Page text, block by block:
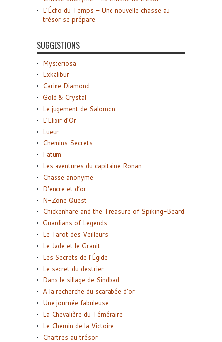
L’Écho du Temps – Une nouvelle chasse au
trésor se prépare
SUGGESTIONS
Mysteriosa
Exkalibur
Carine Diamond
Gold & Crystal
Le jugement de Salomon
L’Elixir d’Or
Lueur
Chemins Secrets
Fatum
Les aventures du capitaine Ronan
Chasse anonyme
D’encre et d’or
N-Zone Quest
Chickenhare and the Treasure of Spiking-Beard
Guardians of Legends
Le Tarot des Veilleurs
Le Jade et le Granit
Les Secrets de l’Égide
Le secret du destrier
Dans le sillage de Sindbad
A la recherche du scarabée d’or
Une journée fabuleuse
La Chevalière du Téméraire
Le Chemin de la Victoire
Chartres au trésor